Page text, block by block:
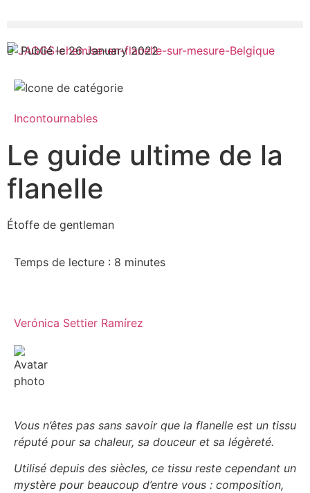
Incontournables
Le guide ultime de la
flanelle
Étoffe de gentleman
Verónica Settier Ramírez
Temps de lecture : 8 minutes
Publié le 26 January 2022
Vous n’êtes pas sans savoir que la flanelle est un tissu
réputé pour sa chaleur, sa douceur et sa légèreté.
Utilisé depuis des siècles, ce tissu reste cependant un
mystère pour beaucoup d’entre vous : composition,